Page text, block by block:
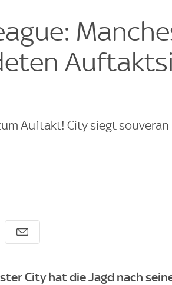
Auftakt! City siegt souverän
City hat die Jagd nach